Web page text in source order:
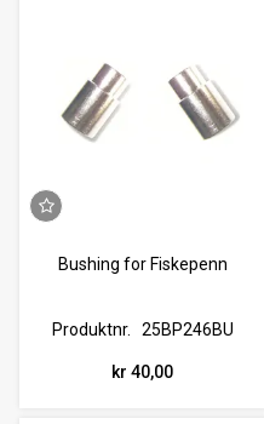
Bushing for Fiskepenn
Produktnr. 25BP246BU
kr 40,00